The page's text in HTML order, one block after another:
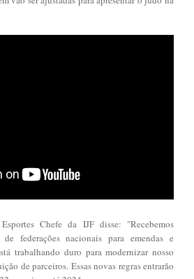
Chefe da IJF disse: "Recebemos
de federações nacionais para emendas e
trabalhando duro para modernizar nosso
de parceiros. Essas novas regras entrarão